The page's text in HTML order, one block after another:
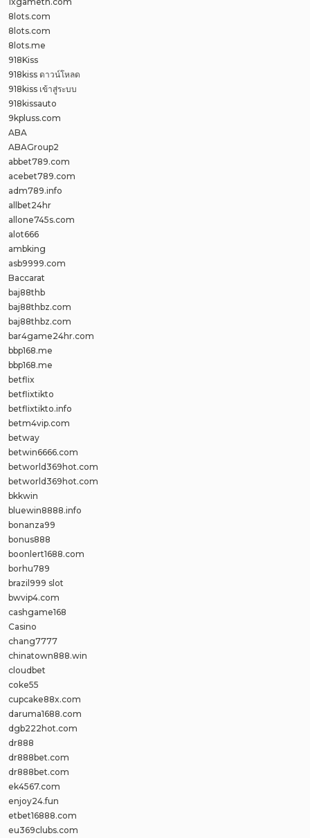
8lots.com
8lots.com
8lots.me
918Kiss
918kiss ดาวน์โหลด
918kiss เข้าสู่ระบบ
918kissauto
9kpluss.com
ABA
ABAGroup2
abbet789.com
acebet789.com
adm789.info
allbet24hr
allone745s.com
alot666
ambking
asb9999.com
Baccarat
baj88thb
baj88thbz.com
baj88thbz.com
bar4game24hr.com
bbp168.me
bbp168.me
betflix
betflixtikto
betflixtikto.info
betm4vip.com
betway
betwin6666.com
betworld369hot.com
betworld369hot.com
bkkwin
bluewin8888.info
bonanza99
bonus888
boonlert1688.com
borhu789
brazil999 slot
bwvip4.com
cashgame168
Casino
chang7777
chinatown888.win
cloudbet
coke55
cupcake88x.com
daruma1688.com
dgb222hot.com
dr888
dr888bet.com
dr888bet.com
ek4567.com
enjoy24.fun
etbet16888.com
eu369clubs.com